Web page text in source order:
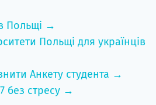
Польщі →
Польщі для українців
Анкету студента →
без стресу →